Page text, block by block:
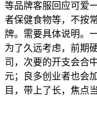
等品牌客服回应可爱
者保健食物等，不按
牌。需要具体说明。
为了久远考虑，前期
司，次要的开支会合
元；良多创业者也会
目，带上了长，焦点